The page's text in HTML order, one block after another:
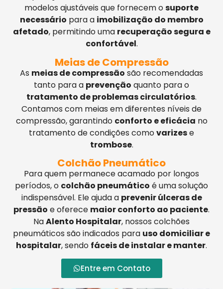
modelos ajustáveis que fornecem osuporte
necessário para a imobilização do membro
afetado, permitindo uma recuperação segura e
confortável.
Meias de Compressão
As meias de compressão são recomendadas
tanto para a prevenção quanto para o
tratamento de problemas circulatórios.
Contamos com meias em diferentes níveis de
compressão, garantindo conforto e eficácia no
tratamento de condições comovarizese
trombose.
Colchão Pneumático
Para quem permanece acamado por longos
períodos, o colchão pneumático é uma solução
indispensável. Ele ajuda a prevenir úlceras de
pressão e oferece maior conforto ao paciente.
NaAlento Hospitalar, nossos colchões
pneumáticos são indicados para uso domiciliar e
hospitalar, sendo fáceis de instalar e manter.
Entre em Contato